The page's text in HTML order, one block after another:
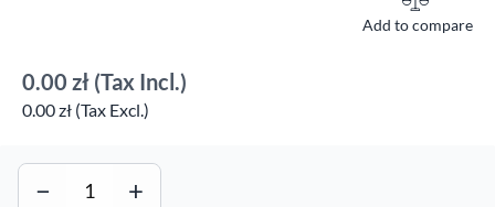
Add to compare
0.00 zł (Tax Incl.)
0.00 zł (Tax Excl.)
− +